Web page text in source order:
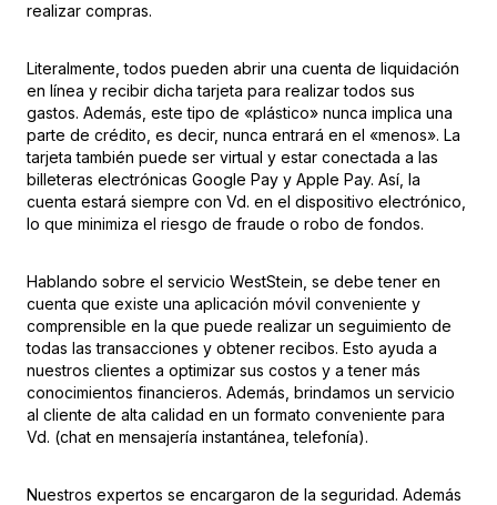
realizar compras.
Literalmente, todos pueden abrir una cuenta de liquidación
en línea y recibir dicha tarjeta para realizar todos sus
gastos. Además, este tipo de «plástico» nunca implica una
parte de crédito, es decir, nunca entrará en el «menos». La
tarjeta también puede ser virtual y estar conectada a las
billeteras electrónicas Google Pay y Apple Pay. Así, la
cuenta estará siempre con Vd. en el dispositivo electrónico,
lo que minimiza el riesgo de fraude o robo de fondos.
Hablando sobre el servicio WestStein, se debe tener en
cuenta que existe una aplicación móvil conveniente y
comprensible en la que puede realizar un seguimiento de
todas las transacciones y obtener recibos. Esto ayuda a
nuestros clientes a optimizar sus costos y a tener más
conocimientos financieros. Además, brindamos un servicio
al cliente de alta calidad en un formato conveniente para
Vd. (chat en mensajería instantánea, telefonía).
Nuestros expertos se encargaron de la seguridad. Además